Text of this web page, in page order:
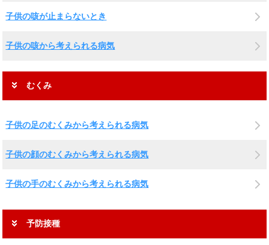
子供の咳が止まらないとき
子供の咳から考えられる病気
むくみ
子供の足のむくみから考えられる病気
子供の顔のむくみから考えられる病気
子供の手のむくみから考えられる病気
予防接種